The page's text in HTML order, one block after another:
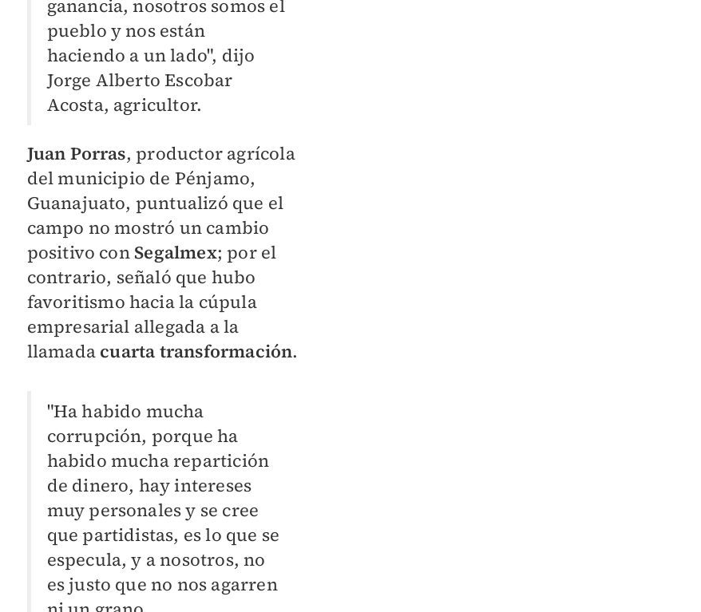
ganancia, nosotros somos el
pueblo y nos están
haciendo a un lado", dijo
Jorge Alberto Escobar
Acosta, agricultor.
Juan Porras, productor agrícola
del municipio de Pénjamo,
Guanajuato, puntualizó que el
campo no mostró un cambio
positivo con Segalmex; por el
contrario, señaló que hubo
favoritismo hacia la cúpula
empresarial allegada a la
llamadacuarta transformación.
"Ha habido mucha
corrupción, porque ha
habido mucha repartición
de dinero, hay intereses
muy personales y se cree
que partidistas, es lo que se
especula, y a nosotros, no
es justo que no nos agarren